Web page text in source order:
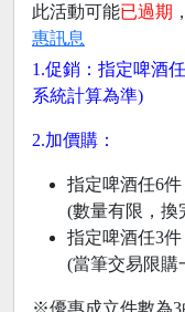
此活動可能已過期
惠訊息
1.促銷：指定啤酒
系統計算為準)
2.加價購：
指定啤酒任6
(數量有限，換
指定啤酒任3
(當筆交易限購
※優惠成立件數為3